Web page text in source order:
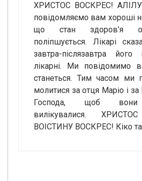
ХРИСТОС ВОСКРЕС!
повідомляємо вам хороші
що стан здоров’я
поліпшується. Лікарі
завтра-післязавтра
лікарні. Ми повідомимо
станеться. Тим часом ми
молитися за отця Маріо і за
Господа, щоб вони
вилікувалися.
ВОІСТИНУ ВОСКРЕС! Кіко та